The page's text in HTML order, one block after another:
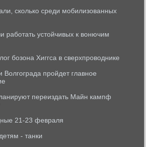
сколько среди мобилизованных
работать устойчивых к вонючим
бозона Хиггса в сверхпроводнике
пройдет главное
переиздать Майн кампф
21-23 февраля
- танки